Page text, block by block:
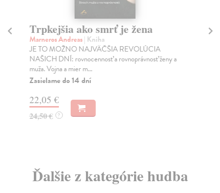
Trpkejšia ako smrť je žena
Marneros Andreas| Kniha
JE TO MOŽNO NAJVÄČŠIA REVOLÚCIA
NAŠICH DNÍ: rovnocennosť a rovnoprávnosť ženy a
muža. Vojna a mier m...
Zasielame do 14 dní
22,05 €
24,50 € ?
Ďalšie z kategórie hudba